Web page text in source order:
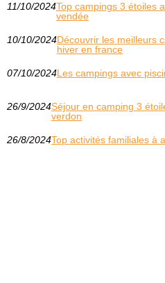
11/10/2024Top campings 3 étoiles
vendée
10/10/2024Découvrir les meilleurs
hiver en france
07/10/2024Les campings avec
26/9/2024Séjour en camping 3
verdon
26/8/2024Top activités familiales à